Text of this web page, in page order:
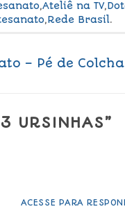
,Ateliê na TV,
,Rede Brasil.
– Pé de
URSINHAS”
ACESSE PARA